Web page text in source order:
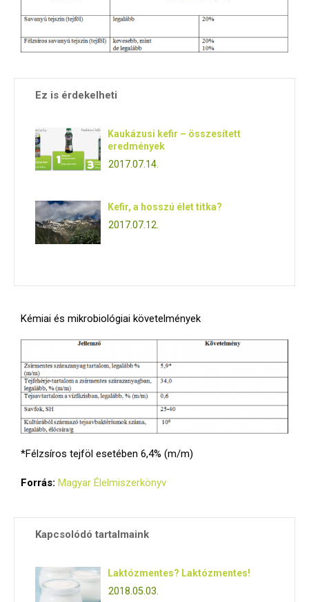
Ez is érdekelheti
Kaukázusi kefir – összesített
eredmények
2017.07.14.
Kefir, a hosszú élet titka?
2017.07.12.
Kémiai és mikrobiológiai követelmények
*Félzsíros tejföl esetében 6,4% (m/m)
Forrás: Magyar Élelmiszerkönyv
Kapcsolódó tartalmaink
Laktózmentes? Laktózmentes!
2018.05.03.